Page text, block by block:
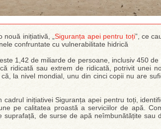
nouă inițiativă, „Siguranța apei pentru toți”, ce
confruntate cu vulnerabilitate hidrică
1,42 de miliarde de persoane, inclusiv 450
ridicată sau extrem de ridicată, potrivit unei
la nivel mondial, unu din cinci copii nu are
cadrul inițiativei Siguranța apei pentru toți,
pe calitatea proastă a serviciilor de apă.
suprafață, de surse de apă neîmbunătățite sau